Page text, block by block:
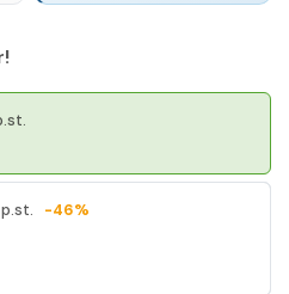
p.st.
-46%